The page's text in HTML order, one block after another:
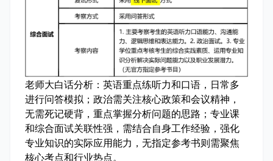
老师大白话分析： 英语重点练听力和口语，日常多
进行问答模拟；政治需关注核心政策和会议精神，
无需死记硬背，重点掌握分析问题的思路；专业课
和综合面试关联性强，需结合自身工作经验，强化
专业知识的实际应用能力，无指定参考书则需聚焦
核心考点和行业热点。